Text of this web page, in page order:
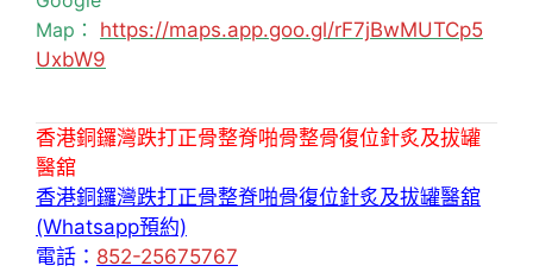
Map： https://maps.app.goo.gl/rF7jBwMUTCp5
UxbW9
香港銅鑼灣跌打正骨整脊啪骨整骨復位針炙及拔罐
醫舘
香港銅鑼灣跌打正骨整脊啪骨復位針炙及拔罐醫舘
(Whatsapp預約)
電話： 852-25675767